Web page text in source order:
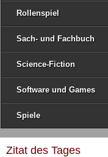
Rollenspiel
Sach- und Fachbuch
Science-Fiction
Software und Games
Spiele
Zitat des Tages